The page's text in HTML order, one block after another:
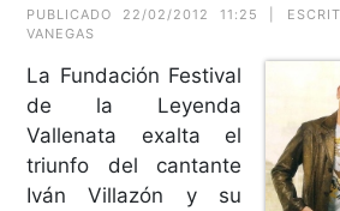
PUBLICADO 22/02/2012 11:25 |
VANEGAS
La Fundación Festival
de la Leyenda
Vallenata exalta el
triunfo del cantante
Iván Villazón y su